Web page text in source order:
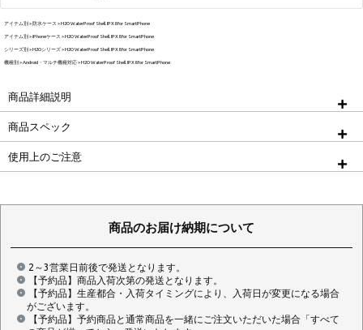
アイテム別 防水ケース H2O WaterProof Shell. IPX8 for SmartPhone
アイテム別 iPhoneケース H2O WaterProof Shell. IPX8 for SmartPhone
シリーズ別 H2Oシリーズ H2O WaterProof Shell. IPX8 for SmartPhone
機種別 Android・マルチ機種対応 H2O WaterProof Shell. IPX8 for SmartPhone
商品詳細説明
商品スペック
使用上のご注意
商品のお届け納期について
2～3営業日前後で発送となります。
【予約品】商品入荷次第の発送となります。
【予約品】生産都合・入荷タイミングにより、入荷日が変更になる場合
がございます。
【予約品】予約商品と通常商品を一緒にご注文いただいた場合「すべて